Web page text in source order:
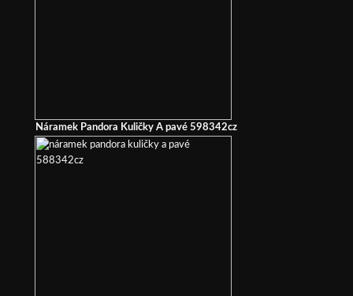
Náramek Pandora Kuličky A pavé 598342cz